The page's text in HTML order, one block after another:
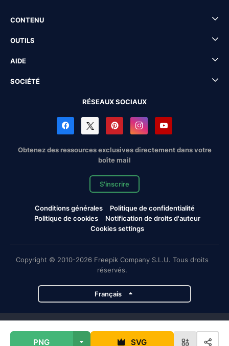
PNG SVG
CONTENU
OUTILS
AIDE
SOCIÉTÉ
RÉSEAUX SOCIAUX
Obtenez des ressources exclusives directement dans votre
boîte mail
S'inscrire
Conditions générales
Politique de confidentialité
Politique de cookies
Notification de droits d'auteur
Cookies settings
Copyright © 2010-2026 Freepik Company S.L.U. Tous droits
réservés.
Français